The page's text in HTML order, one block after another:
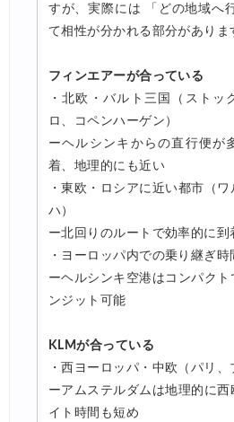
すが、実際には 「どの地域へ
て相性が分かれる部分がありま
フィンエアーが合っている
・北欧・バルト三国（ストッ
ロ、コペンハーゲン）
ーヘルシンキからの直行便が
着、地理的にも近い
・東欧・ロシアに近い都市（
ハ）
ー北回りのルートで効率的に到
・ヨーロッパ内での乗り継ぎ
ーヘルシンキ空港はコンパクト
ンジット可能
KLMが合っている
・西ヨーロッパ・中欧（パリ、
ーアムステルダムは地理的に西
イト時間も短め